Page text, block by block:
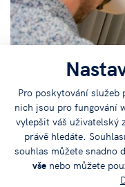
Pro poskytování služeb
nich jsou pro fungování
vylepšit váš uživatelský
právě hledáte.
souhlas můžete
všenebo můžete